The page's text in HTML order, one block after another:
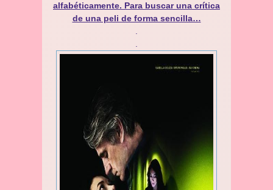
alfabéticamente. Para buscar una crítica
de una peli de forma sencilla…